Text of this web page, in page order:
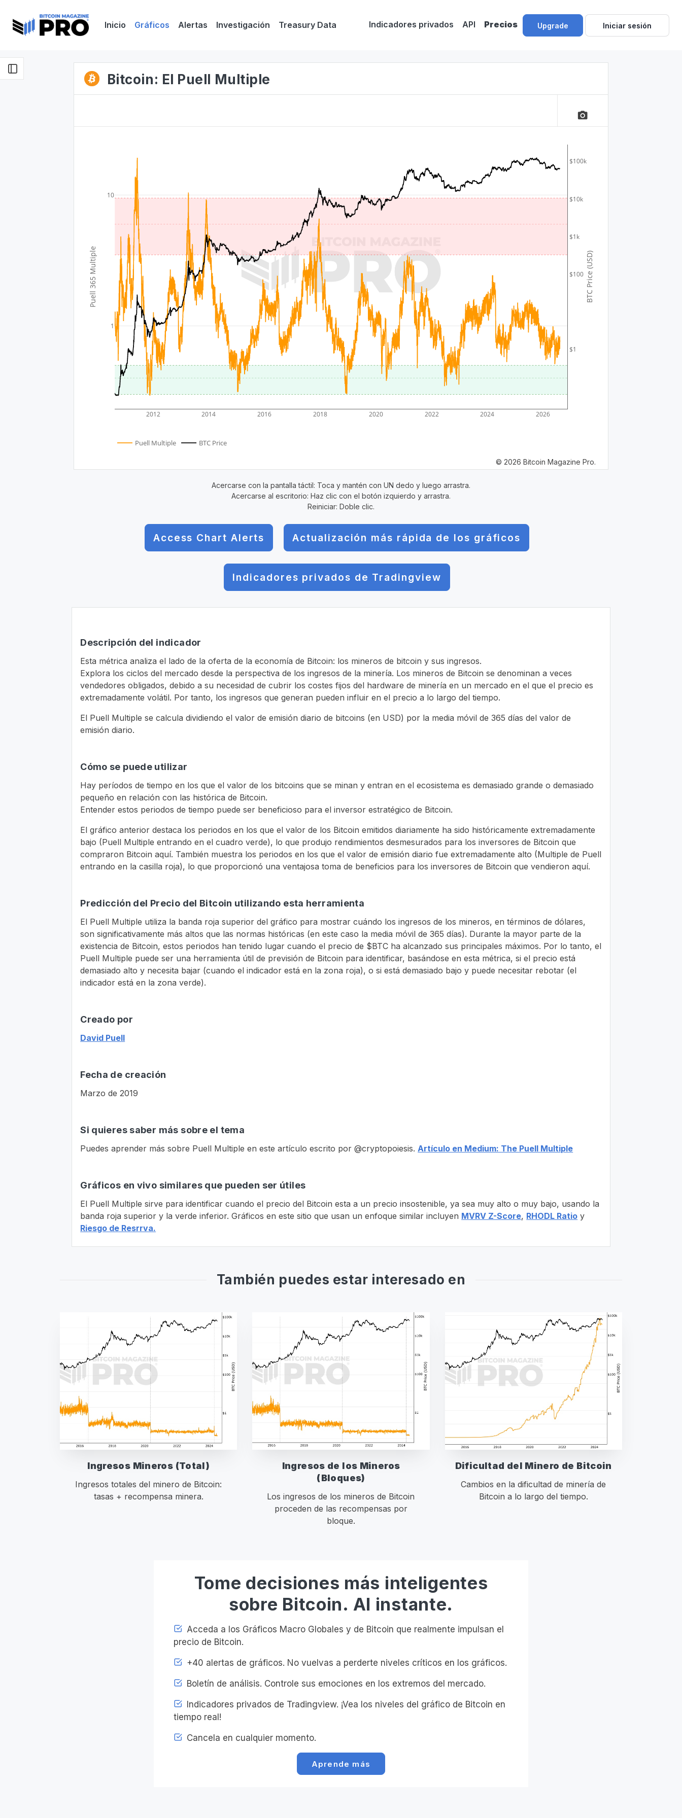
Inicio Gráficos Alertas Investigación Treasury Data Indicadores privados API Precios Upgrade Iniciar sesión
Bitcoin: El Puell Multiple
camera_alt
2012 2014 2016 2018 2020 2022 2024 2026
1
10
$1
$100
$1k
$10k
$100k
Puell Multiple BTC Price
Puell 365 Multiple BTC Price (USD)
© 2026 Bitcoin Magazine Pro.
Acercarse con la pantalla táctil: Toca y mantén con UN dedo y luego arrastra.
Acercarse al escritorio: Haz clic con el botón izquierdo y arrastra.
Reiniciar: Doble clic.
Access Chart Alerts Actualización más rápida de los gráficos
Indicadores privados de Tradingview
Descripción del indicador
Esta métrica analiza el lado de la oferta de la economía de Bitcoin: los mineros de bitcoin y sus ingresos.
Explora los ciclos del mercado desde la perspectiva de los ingresos de la minería. Los mineros de Bitcoin se denominan a veces
vendedores obligados, debido a su necesidad de cubrir los costes fijos del hardware de minería en un mercado en el que el precio es
extremadamente volátil. Por tanto, los ingresos que generan pueden influir en el precio a lo largo del tiempo.
El Puell Multiple se calcula dividiendo el valor de emisión diario de bitcoins (en USD) por la media móvil de 365 días del valor de
emisión diario.
Cómo se puede utilizar
Hay períodos de tiempo en los que el valor de los bitcoins que se minan y entran en el ecosistema es demasiado grande o demasiado
pequeño en relación con las histórica de Bitcoin.
Entender estos periodos de tiempo puede ser beneficioso para el inversor estratégico de Bitcoin.
El gráfico anterior destaca los periodos en los que el valor de los Bitcoin emitidos diariamente ha sido históricamente extremadamente
bajo (Puell Multiple entrando en el cuadro verde), lo que produjo rendimientos desmesurados para los inversores de Bitcoin que
compraron Bitcoin aquí. También muestra los periodos en los que el valor de emisión diario fue extremadamente alto (Multiple de Puell
entrando en la casilla roja), lo que proporcionó una ventajosa toma de beneficios para los inversores de Bitcoin que vendieron aquí.
Predicción del Precio del Bitcoin utilizando esta herramienta
El Puell Multiple utiliza la banda roja superior del gráfico para mostrar cuándo los ingresos de los mineros, en términos de dólares,
son significativamente más altos que las normas históricas (en este caso la media móvil de 365 días). Durante la mayor parte de la
existencia de Bitcoin, estos periodos han tenido lugar cuando el precio de $BTC ha alcanzado sus principales máximos. Por lo tanto, el
Puell Multiple puede ser una herramienta útil de previsión de Bitcoin para identificar, basándose en esta métrica, si el precio está
demasiado alto y necesita bajar (cuando el indicador está en la zona roja), o si está demasiado bajo y puede necesitar rebotar (el
indicador está en la zona verde).
Creado por
David Puell
Fecha de creación
Marzo de 2019
Si quieres saber más sobre el tema
Puedes aprender más sobre Puell Multiple en este artículo escrito por @cryptopoiesis.Artículo en Medium: The Puell Multiple
Gráficos en vivo similares que pueden ser útiles
El Puell Multiple sirve para identificar cuando el precio del Bitcoin esta a un precio insostenible, ya sea muy alto o muy bajo, usando la
banda roja superior y la verde inferior. Gráficos en este sitio que usan un enfoque similar incluyen MVRV Z-Score, RHODL Ratio y
Riesgo de Resrrva.
También puedes estar interesado en
Ingresos Mineros (Total)
Ingresos totales del minero de Bitcoin:
tasas + recompensa minera.
Ingresos de los Mineros
(Bloques)
Los ingresos de los mineros de Bitcoin
proceden de las recompensas por
bloque.
Dificultad del Minero de Bitcoin
Cambios en la dificultad de minería de
Bitcoin a lo largo del tiempo.
Tome decisiones más inteligentes
sobre Bitcoin. Al instante.
Acceda a los Gráficos Macro Globales y de Bitcoin que realmente impulsan el
precio de Bitcoin.
+40 alertas de gráficos. No vuelvas a perderte niveles críticos en los gráficos.
Boletín de análisis. Controle sus emociones en los extremos del mercado.
Indicadores privados de Tradingview. ¡Vea los niveles del gráfico de Bitcoin en
tiempo real!
Cancela en cualquier momento.
Aprende más